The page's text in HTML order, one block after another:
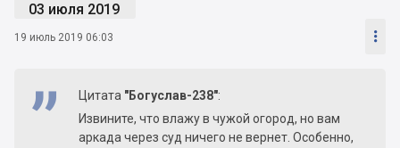
03 июля 2019
19 июль 2019 06:03 
Цитата "Богуслав-238":
Извините, что влажу в чужой огород, но вам
аркада через суд ничего не вернет. Особенно,